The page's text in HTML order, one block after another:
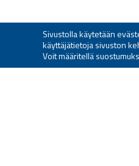
Sivustolla käytetään
käyttäjätietoja sivuston
Voit määritellä